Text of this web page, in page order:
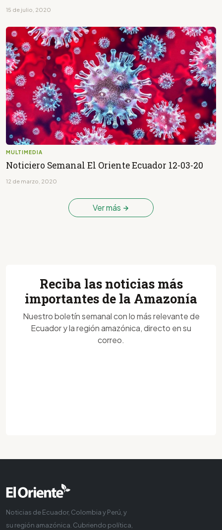
15 de julio, 2020
MULTIMEDIA
Noticiero Semanal El Oriente Ecuador 12-03-20
12 de marzo, 2020
Ver más
Reciba las noticias más
importantes de la Amazonía
Nuestro boletín semanal con lo más relevante de
Ecuador y la región amazónica, directo en su
correo.
Noticias de Ecuador, Colombia y Perú, y
su región amazónica. Cubriendo política,